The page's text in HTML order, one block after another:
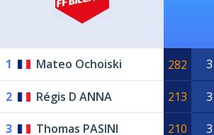
1 Mateo Ochoiski 282 3
2 Régis D ANNA 213 3
3 Thomas PASINI 210 3